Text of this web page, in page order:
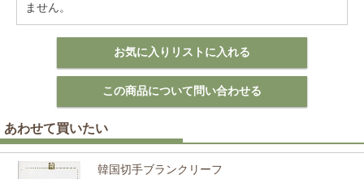
ません。
あわせて買いたい
韓国切手ブランクリーフ